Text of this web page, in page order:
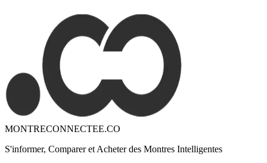
MONTRECONNECTEE.CO
S'informer, Comparer et Acheter des Montres Intelligentes